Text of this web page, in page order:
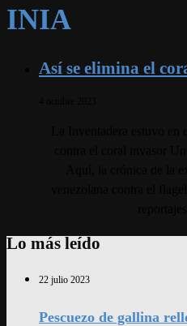
INIA
Así se elimina el
Lo más leído
22 julio 2023
Pescuezo de gallina